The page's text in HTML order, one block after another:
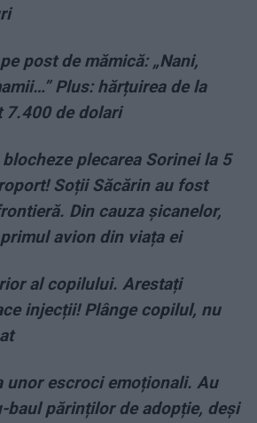
post de mămică: „Nani,
Plus: hărțuirea de la
7.400 de dolari
plecarea Sorinei la 5
Soții Săcărin au fost
Din cauza șicanelor,
avion din viața ei
al copilului. Arestați
injecții! Plânge copilul, nu
unor escroci emoționali. Au
baul părinților de adopție, deși